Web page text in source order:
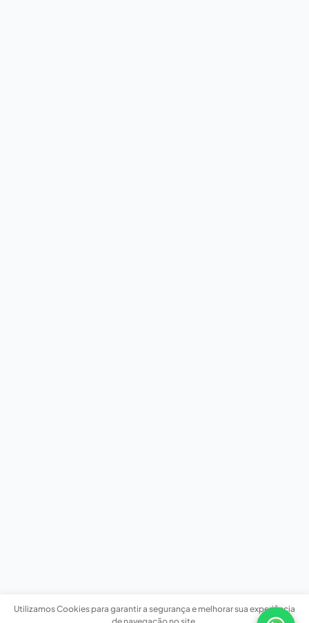
Utilizamos Cookies para garantir a segurança e melhorar sua experiência